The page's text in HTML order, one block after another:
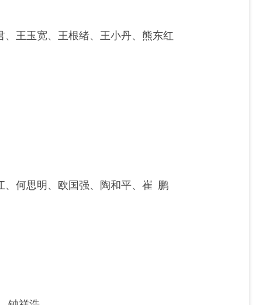
王玉宽、王根绪、王小丹、熊东红
、何思明、欧国强、陶和平、崔 鹏